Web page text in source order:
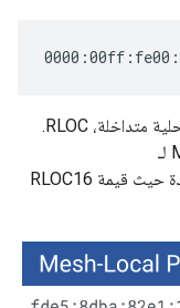
0000:00ff:fe00:
ينتج عن معرّف IID، بالإضافة إلى بادئة شبكة محلية متداخلة، RLOC.
، RLOC للعقدة حيث قيمة RLOC16